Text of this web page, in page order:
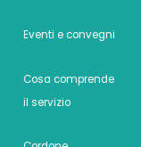
Eventi e convegni
Cosa comprende
il servizio